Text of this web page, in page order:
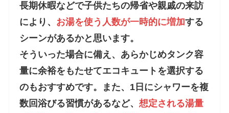
長期休暇などで子供たちの帰省や親戚の来訪
により、 お湯を使う人数が一時的に増加する
シーンがあるかと思います。
そういった場合に備え、あらかじめタンク容
量に余裕をもたせてエコキュートを選択する
のもおすすめです。また、1日にシャワーを複
数回浴びる習慣があるなど、想定される湯量